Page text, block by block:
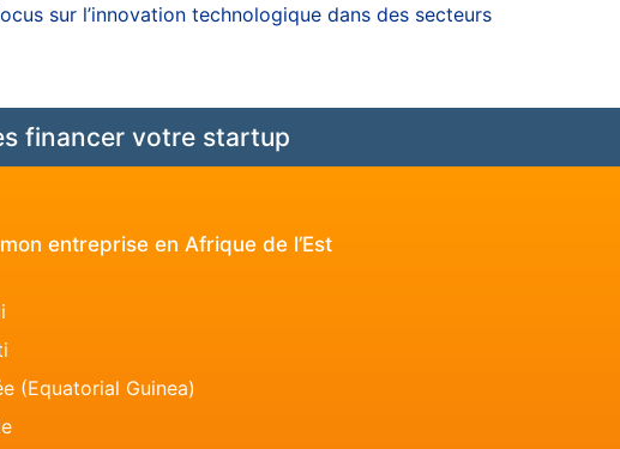
sur l’innovation technologique dans des secteurs
financer votre startup
entreprise en Afrique de l’Est
(Equatorial Guinea)